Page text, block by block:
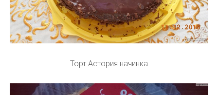
Торт Астория начинка